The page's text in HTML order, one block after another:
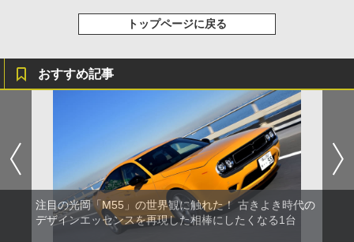
トップページに戻る
おすすめ記事
注目の光岡「M55」の世界観に触れた！ 古きよき時代の
デザインエッセンスを再現した相棒にしたくなる1台